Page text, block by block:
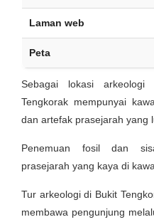
Laman web
Peta
Sebagai lokasi
Tengkorak mempunyai
dan artefak prasejarah yang
Penemuan fosil dan
prasejarah yang kaya di
Tur arkeologi di Bukit
membawa pengunjung